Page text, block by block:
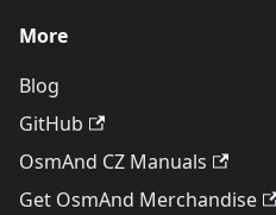
More
Blog
GitHub
OsmAnd CZ Manuals
Get OsmAnd Merchandise